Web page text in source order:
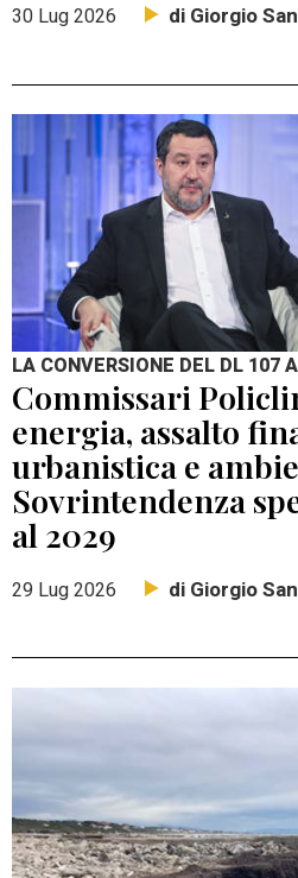
30 Lug 2026 di Giorgio
LA CONVERSIONE DEL DL 107
Commissari
energia, assalto
urbanistica e
Sovrintendenza
al 2029
29 Lug 2026 di Giorgio